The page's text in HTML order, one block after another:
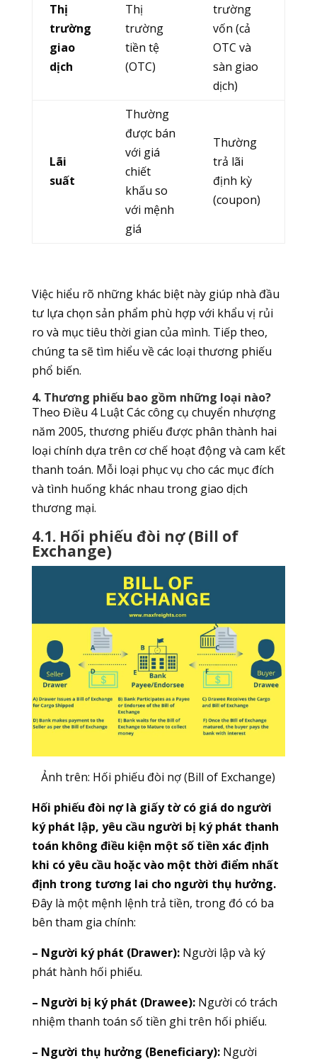
Thị
trường
giao
dịch
Thị
trường
tiền tệ
(OTC)
trường
vốn (cả
OTC và
sàn giao
dịch)
Lãi
suất
Thường
được bán
với giá
chiết
khấu so
với mệnh
giá
Thường
trả lãi
định kỳ
(coupon)
Việc hiểu rõ những khác biệt này giúp nhà đầu
tư lựa chọn sản phẩm phù hợp với khẩu vị rủi
ro và mục tiêu thời gian của mình. Tiếp theo,
chúng ta sẽ tìm hiểu về các loại thương phiếu
phổ biến.
4. Thương phiếu bao gồm những loại nào?
Theo Điều 4 Luật Các công cụ chuyển nhượng
năm 2005, thương phiếu được phân thành hai
loại chính dựa trên cơ chế hoạt động và cam kết
thanh toán. Mỗi loại phục vụ cho các mục đích
và tình huống khác nhau trong giao dịch
thương mại.
4.1. Hối phiếu đòi nợ (Bill of
Exchange)
Ảnh trên: Hối phiếu đòi nợ (Bill of Exchange)
Hối phiếu đòi nợ là giấy tờ có giá do người
ký phát lập, yêu cầu người bị ký phát thanh
toán không điều kiện một số tiền xác định
khi có yêu cầu hoặc vào một thời điểm nhất
định trong tương lai cho người thụ hưởng.
Đây là một mệnh lệnh trả tiền, trong đó có ba
bên tham gia chính:
– Người ký phát (Drawer):Người lập và ký
phát hành hối phiếu.
– Người bị ký phát (Drawee):Người có trách
nhiệm thanh toán số tiền ghi trên hối phiếu.
– Người thụ hưởng (Beneficiary):Người